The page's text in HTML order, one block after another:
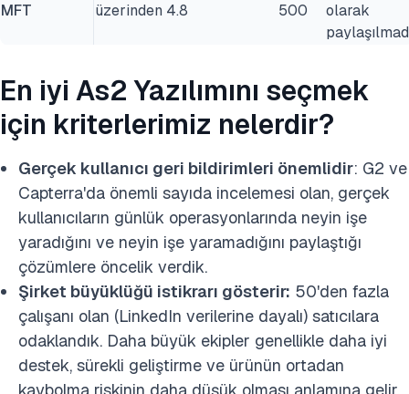
MFT
üzerinden 4.8
500
olarak
En iyi As2 Yazılımını seçmek
için kriterlerimiz nelerdir?
Gerçek kullanıcı geri bildirimleri önemlidir: G2 ve
Capterra'da önemli sayıda incelemesi olan, gerçek
kullanıcıların günlük operasyonlarında neyin işe
yaradığını ve neyin işe yaramadığını paylaştığı
çözümlere öncelik verdik.
Şirket büyüklüğü istikrarı gösterir: 50'den fazla
çalışanı olan (LinkedIn verilerine dayalı) satıcılara
odaklandık. Daha büyük ekipler genellikle daha iyi
destek, sürekli geliştirme ve ürünün ortadan